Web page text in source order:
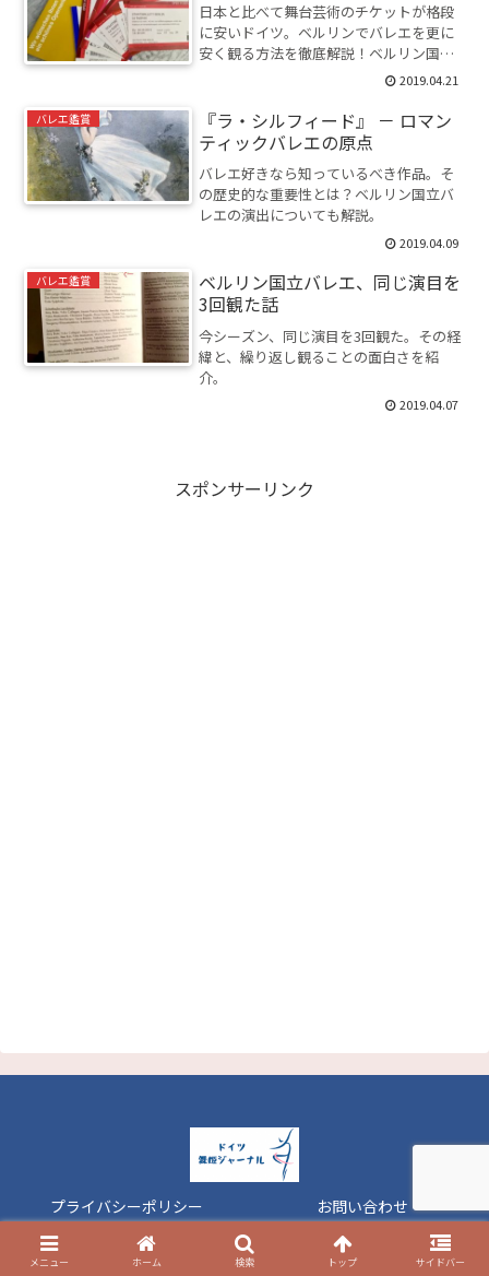
日本と比べて舞台芸術のチケットが格段
に安いドイツ。ベルリンでバレエを更に
安く観る方法を徹底解説！ベルリン国立
2019.04.21
バレエ鑑賞
『ラ・シルフィード』 － ロマン
ティックバレエの原点
バレエ好きなら知っているべき作品。そ
の歴史的な重要性とは？ベルリン国立バ
レエの演出についても解説。
2019.04.09
バレエ鑑賞
ベルリン国立バレエ、同じ演目を
3回観た話
今シーズン、同じ演目を3回観た。その経
緯と、繰り返し観ることの面白さを紹
介。
2019.04.07
スポンサーリンク
プライバシーポリシー
お問い合わせ
© 2019 ドイツ舞姫ジャーナル.
メニュー ホーム 検索 トップ サイドバー